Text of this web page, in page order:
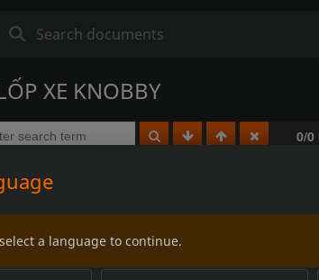
XE KNOBBY
a language to continue.